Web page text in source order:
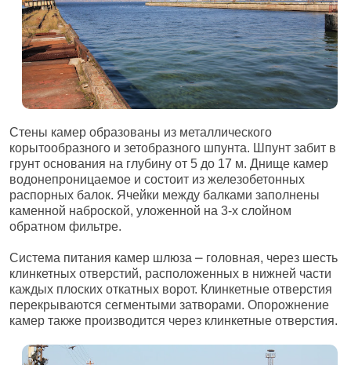
Стены камер образованы из металлического
корытообразного и зетобразного шпунта. Шпунт забит в
грунт основания на глубину от 5 до 17 м. Днище камер
водонепроницаемое и состоит из железобетонных
распорных балок. Ячейки между балками заполнены
каменной наброской, уложенной на 3-х слойном
обратном фильтре.
Система питания камер шлюза ⎼ головная, через шесть
клинкетных отверстий, расположенных в нижней части
каждых плоских откатных ворот. Клинкетные отверстия
перекрываются сегментыми затворами. Опорожнение
камер также производится через клинкетные отверстия.